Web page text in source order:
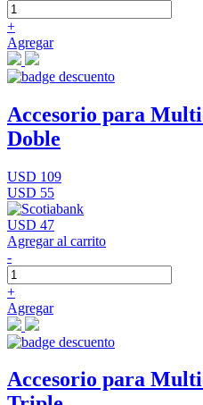
+
Agregar
Accesorio para
Doble
USD 109
USD 55
USD 47
Agregar al carrito
-
+
Agregar
Accesorio para